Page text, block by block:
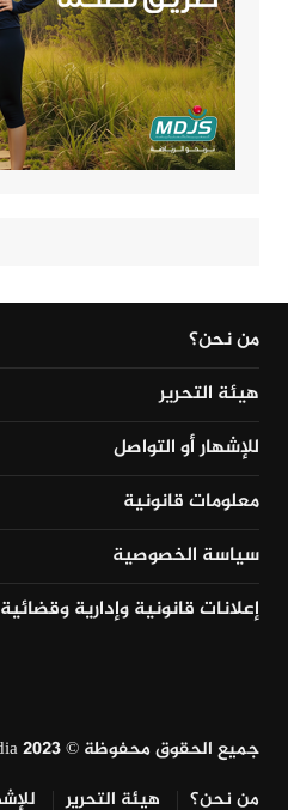
من نحن؟
هيئة التحرير
للإشهار أو التواصل
معلومات قانونية
سياسة الخصوصية
إعلانات قانونية وإدارية وقضائية
جميع الحقوق محفوظة © Fajri Media 2023
من نحن؟
هيئة التحرير